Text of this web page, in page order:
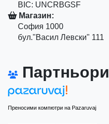
BIC: UNCRBGSF
Магазин:
София 1000
бул."Васил Левски" 111
Партньори
Преносими компютри на Pazaruvaj